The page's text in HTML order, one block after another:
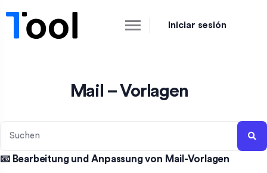
Iniciar sesión
Mail – Vorlagen
📧 Bearbeitung und Anpassung von Mail-Vorlagen